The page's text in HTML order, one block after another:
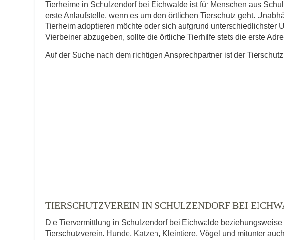
Tierheime in Schulzendorf bei Eichwalde ist für Menschen aus
erste Anlaufstelle, wenn es um den örtlichen Tierschutz geht.
Tierheim adoptieren möchte oder sich aufgrund unterschiedlichster
Vierbeiner abzugeben, sollte die örtliche Tierhilfe stets die erste
Auf der Suche nach dem richtigen Ansprechpartner ist der
TIERSCHUTZVEREIN IN SCHULZENDORF BEI
Die Tiervermittlung in Schulzendorf bei Eichwalde
Tierschutzverein. Hunde, Katzen, Kleintiere, Vögel und mitunter